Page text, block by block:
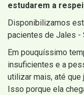
estudarem a
Disponibilizamos
pacientes de Jales -
Em pouquíssimo
insuficientes e a
utilizar mais, até que
Isso porque ela